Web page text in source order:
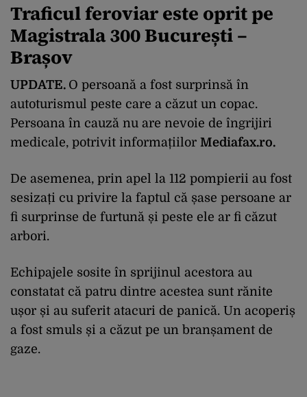
Traficul feroviar este oprit pe
Magistrala 300 București –
Brașov
UPDATE. O persoană a fost surprinsă în
autoturismul peste care a căzut un copac.
Persoana în cauză nu are nevoie de îngrijiri
medicale, potrivit informațiilor Mediafax.ro.
De asemenea, prin apel la 112 pompierii au fost
sesizați cu privire la faptul că șase persoane ar
fi surprinse de furtună și peste ele ar fi căzut
arbori.
Echipajele sosite în sprijinul acestora au
constatat că patru dintre acestea sunt rănite
ușor și au suferit atacuri de panică. Un acoperiș
a fost smuls și a căzut pe un branșament de
gaze.